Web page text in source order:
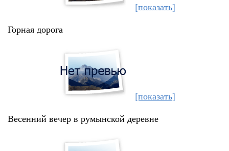
[показать]
Горная дорога
[показать]
Весенний вечер в румынской деревне